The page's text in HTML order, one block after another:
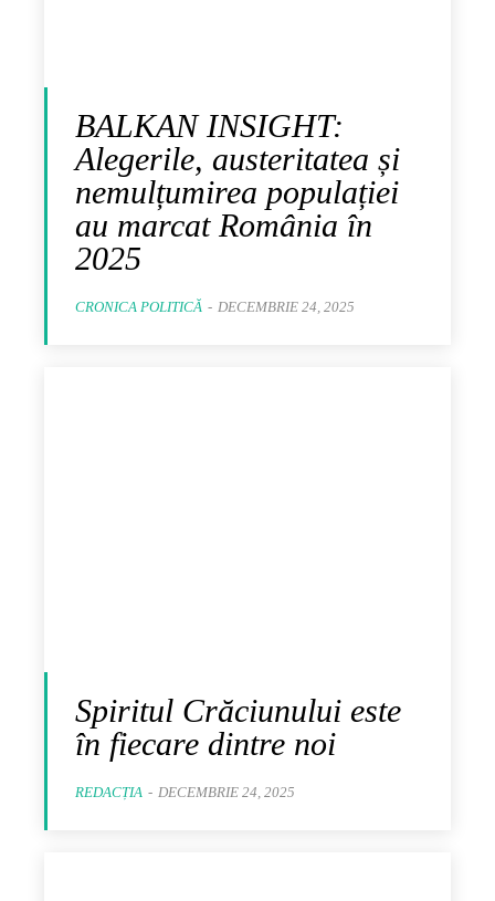
BALKAN INSIGHT:
Alegerile, austeritatea și
nemulțumirea populației
au marcat România în
2025
CRONICA POLITICĂ - DECEMBRIE 24, 2025
Spiritul Crăciunului este
în fiecare dintre noi
REDACȚIA - DECEMBRIE 24, 2025